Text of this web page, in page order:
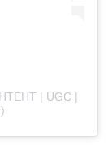
| UGC |